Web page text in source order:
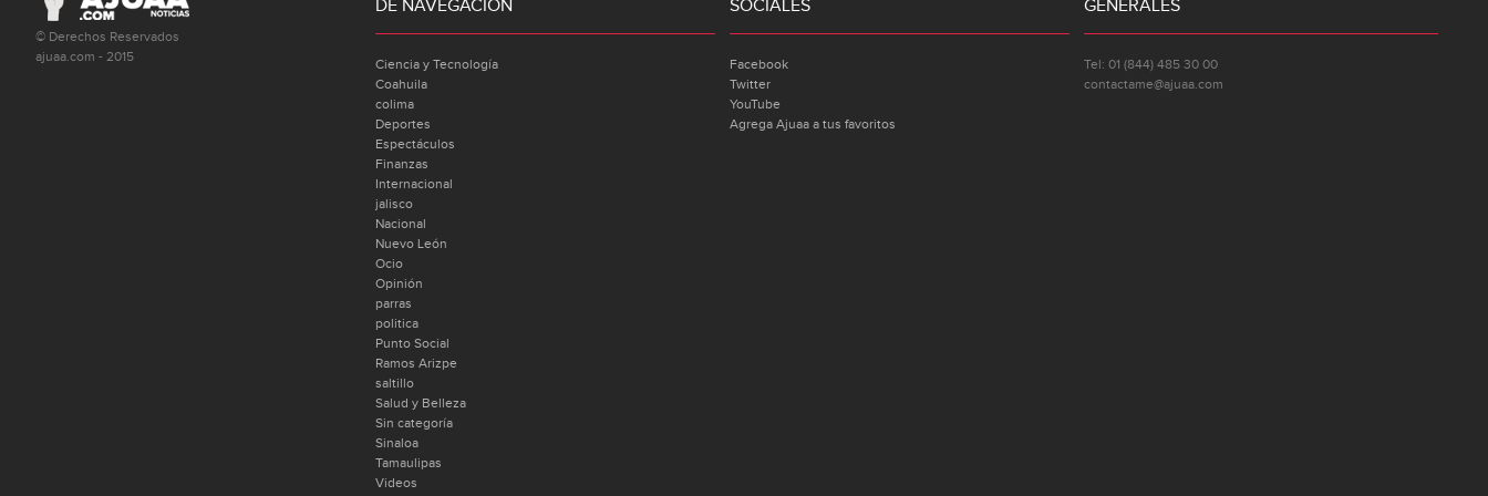
© Derechos Reservados
ajuaa.com - 2015
DE NAVEGACIÓN
Ciencia y Tecnología
Coahuila
colima
Deportes
Espectáculos
Finanzas
Internacional
jalisco
Nacional
Nuevo León
Ocio
Opinión
parras
politica
Punto Social
Ramos Arizpe
saltillo
Salud y Belleza
Sin categoría
Sinaloa
Tamaulipas
Videos
SOCIALES
Facebook
Twitter
YouTube
Agrega Ajuaa a tus favoritos
GENERALES
Tel: 01 (844) 485 30 00
contactame@ajuaa.com